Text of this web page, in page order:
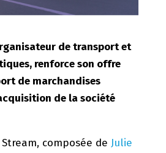
de transport et
renforce son offre
de marchandises
de la société
Stream, composée de Julie